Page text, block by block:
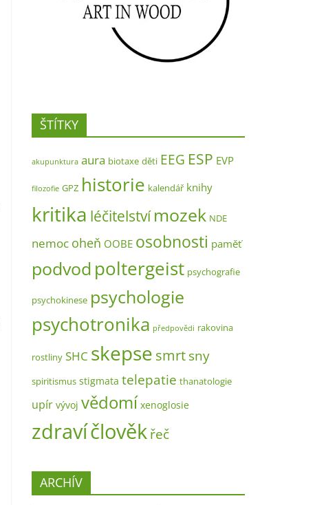
ŠTÍTKY
akupunktura aura biotaxe děti EEG ESP EVP
filozofie GPZ historie kalendář knihy
kritika léčitelství mozek NDE
nemoc oheň OOBE osobnosti paměť
podvod poltergeist psychografie
psychokinese psychologie
psychotronika předpovědi rakovina
rostliny SHC skepse smrtsny
spiritismus stigmata telepatie thanatologie
upír vývoj vědomí xenoglosie
zdravíčlověkřeč
ARCHÍV